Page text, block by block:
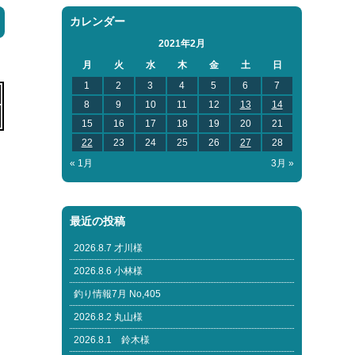
カレンダー
2021年2月
月
火 水 木 金 土
日
1
2 3 4 5 6
7
8
9 10 11 12 13
14
15
16 17 18 19 20
21
22
23 24 25 26 27
28
« 1月
3月 »
最近の投稿
2026.8.7 才川様
2026.8.6 小林様
釣り情報7月 No,405
2026.8.2 丸山様
2026.8.1 鈴木様